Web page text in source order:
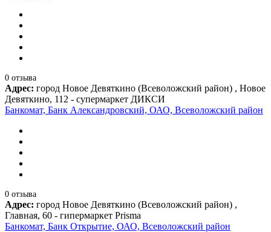
0 отзыва
Адрес: город Новое Девяткино (Всеволожский район) , Новое
Девяткино, 112 - супермаркет ДИКСИ
Банкомат, Банк Александровский, ОАО, Всеволожский район
0 отзыва
Адрес: город Новое Девяткино (Всеволожский район) ,
Главная, 60 - гипермаркет Prisma
Банкомат, Банк Открытие, ОАО, Всеволожский район